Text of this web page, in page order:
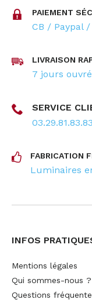
PAIEMENT
CB / Paypal
LIVRAISON
7 jours
SERVICE
03.29.81.83.83
FABRICATION
Luminaires
INFOS
Mentions légales
Qui sommes-nous ?
Questions